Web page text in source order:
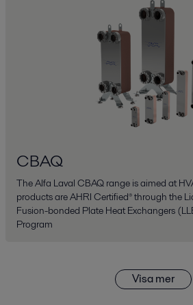
CBAQ
The Alfa Laval CBAQ range is aimed at
products are AHRI Certified® through the
Fusion-bonded Plate Heat Exchangers
Program
Visa mer